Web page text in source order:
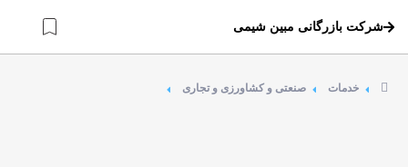
شرکت بازرگانی مبین شیمی
خدمات صنعتی و کشاورزی و تجاری